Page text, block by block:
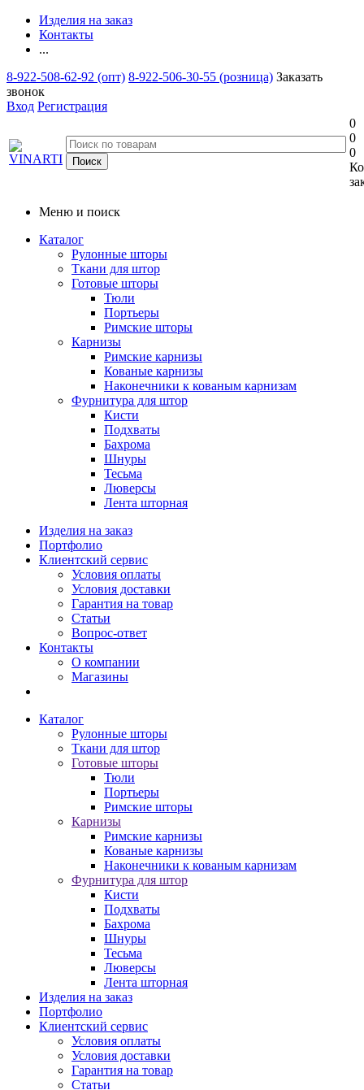
Изделия на заказ
Контакты
...
8-922-508-62-92 (опт) 8-922-506-30-55 (розница) Заказать
звонок
Вход Регистрация
0
0
0
Меню и поиск
Каталог
Рулонные шторы
Ткани для штор
Готовые шторы
Тюли
Портьеры
Римские шторы
Карнизы
Римские карнизы
Кованые карнизы
Наконечники к кованым карнизам
Фурнитура для штор
Кисти
Подхваты
Бахрома
Шнуры
Тесьма
Люверсы
Лента шторная
Изделия на заказ
Портфолио
Клиентский сервис
Условия оплаты
Условия доставки
Гарантия на товар
Статьи
Вопрос-ответ
Контакты
О компании
Магазины
Каталог
Рулонные шторы
Ткани для штор
Готовые шторы
Тюли
Портьеры
Римские шторы
Карнизы
Римские карнизы
Кованые карнизы
Наконечники к кованым карнизам
Фурнитура для штор
Кисти
Подхваты
Бахрома
Шнуры
Тесьма
Люверсы
Лента шторная
Изделия на заказ
Портфолио
Клиентский сервис
Условия оплаты
Условия доставки
Гарантия на товар
Статьи